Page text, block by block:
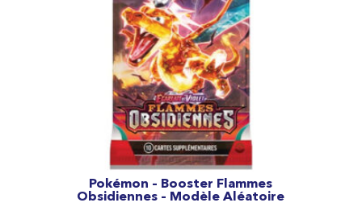
Pokémon – Booster Flammes
Obsidiennes – Modèle Aléatoire